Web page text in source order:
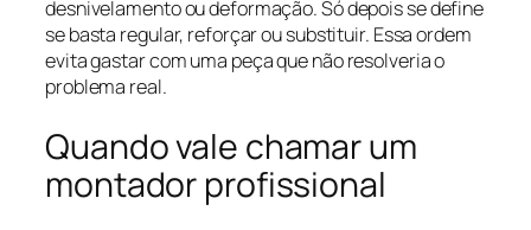
desnivelamento ou deformação. Só depois se define
se basta regular, reforçar ou substituir. Essa ordem
evita gastar com uma peça que não resolveria o
problema real.
Quando vale chamar um
montador profissional